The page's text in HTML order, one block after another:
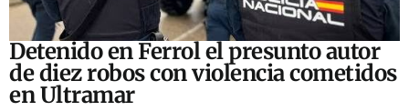
Detenido en Ferrol el presunto autor
de diez robos con violencia cometidos
en Ultramar